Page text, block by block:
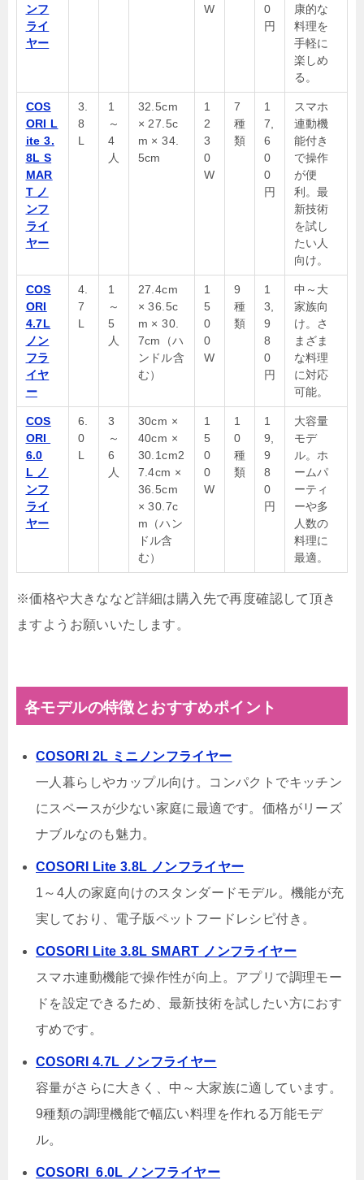
ンフ
ライ
ヤー
W
0
円
康的な
料理を
手軽に
楽しめ
る。
COS
ORI L
ite 3.
8L S
MAR
T ノ
ンフ
ライ
ヤー
3.
8
L
1
～
4
人
32.5cm
× 27.5c
m × 34.
5cm
1
2
3
0
W
7
種
類
1
7,
6
0
0
円
スマホ
連動機
能付き
で操作
が便
利。最
新技術
を試し
たい人
向け。
COS
ORI
4.7L
ノン
フラ
イヤ
ー
4.
7
L
1
～
5
人
27.4cm
× 36.5c
m × 30.
7cm（ハ
ンドル含
む）
1
5
0
0
W
9
種
類
1
3,
9
8
0
円
中～大
家族向
け。さ
まざま
な料理
に対応
可能。
COS
ORI
6.0
L ノ
ンフ
ライ
ヤー
6.
0
L
3
～
6
人
30cm ×
40cm ×
30.1cm2
7.4cm ×
36.5cm
× 30.7c
m（ハン
ドル含
む）
1
5
0
0
W
1
0
種
類
1
9,
9
8
0
円
大容量
モデ
ル。ホ
ームパ
ーティ
ーや多
人数の
料理に
最適。
※価格や大きななど詳細は購入先で再度確認して頂き
ますようお願いいたします。
各モデルの特徴とおすすめポイント
COSORI 2L ミニノンフライヤー
一人暮らしやカップル向け。コンパクトでキッチン
にスペースが少ない家庭に最適です。価格がリーズ
ナブルなのも魅力。
COSORI Lite 3.8L ノンフライヤー
1～4人の家庭向けのスタンダードモデル。機能が充
実しており、電子版ペットフードレシピ付き。
COSORI Lite 3.8L SMART ノンフライヤー
スマホ連動機能で操作性が向上。アプリで調理モー
ドを設定できるため、最新技術を試したい方におす
すめです。
COSORI 4.7L ノンフライヤー
容量がさらに大きく、中～大家族に適しています。
9種類の調理機能で幅広い料理を作れる万能モデ
ル。
COSORI 6.0L ノンフライヤー